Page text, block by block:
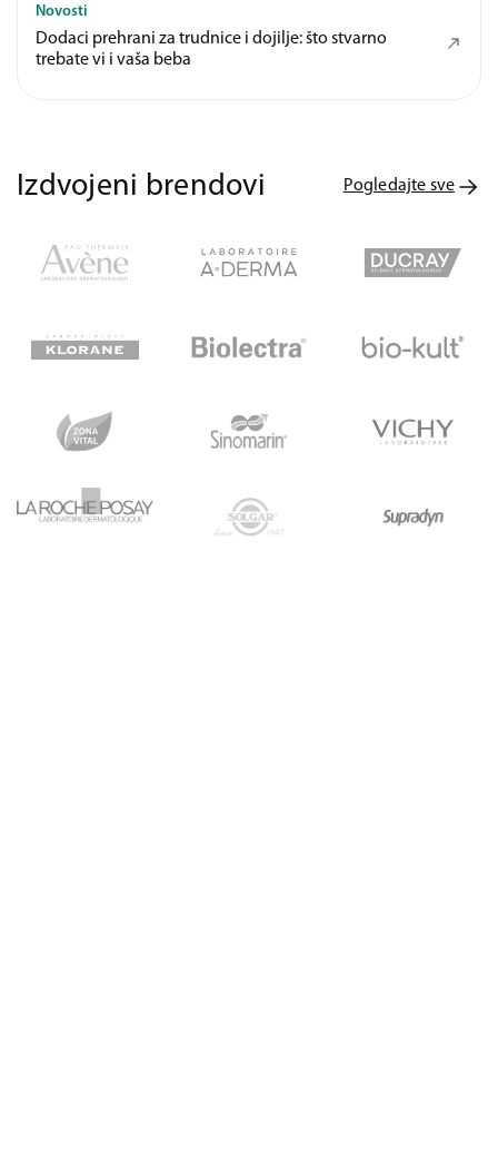
Novosti
Dodaci prehrani za trudnice i dojilje: što stvarno
trebate vi i vaša beba
Izdvojeni brendovi Pogledajte sve